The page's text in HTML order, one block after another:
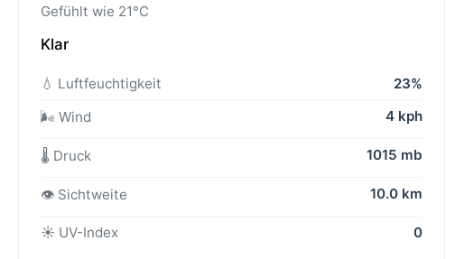
Gefühlt wie 21°C
Klar
💧 Luftfeuchtigkeit
23%
🌬️ Wind
4 kph
🌡️ Druck 1015 mb
👁️ Sichtweite 10.0 km
☀️ UV-Index 0